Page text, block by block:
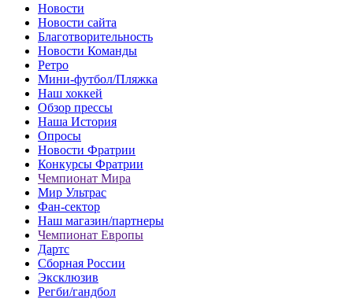
Новости
Новости сайта
Благотворительность
Новости Команды
Ретро
Мини-футбол/Пляжка
Наш хоккей
Обзор прессы
Наша История
Опросы
Новости Фратрии
Конкурсы Фратрии
Чемпионат Мира
Мир Ультрас
Фан-cектор
Наш магазин/партнеры
Чемпионат Европы
Дартс
Сборная России
Эксклюзив
Регби/гандбол